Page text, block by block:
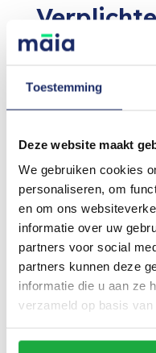
Toestemming
Deze website maakt
We gebruiken cookies
personaliseren, om
en om ons
informatie over uw
partners voor social
partners kunnen deze
informatie die u aan ze
verzameld op basis
Verplichte
3 dagen in 2024
reguliere
is er1
vastgesteld.
mooie kans om
de dagelijkse
verplichte
werkgever
werknemers.